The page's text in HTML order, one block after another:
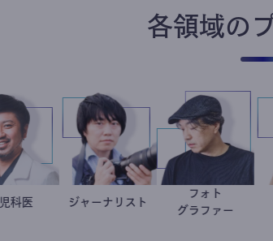
各領域の
今西洋介
小児科医 志葉玲
ジャーナリスト
グラファー